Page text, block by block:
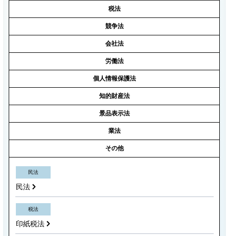
税法
競争法
会社法
労働法
個人情報保護法
知的財産法
景品表示法
業法
その他
民法
民法
税法
印紙税法